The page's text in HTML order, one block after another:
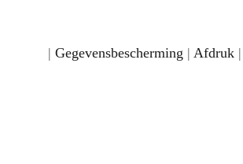
| Gegevensbescherming | Afdruk |